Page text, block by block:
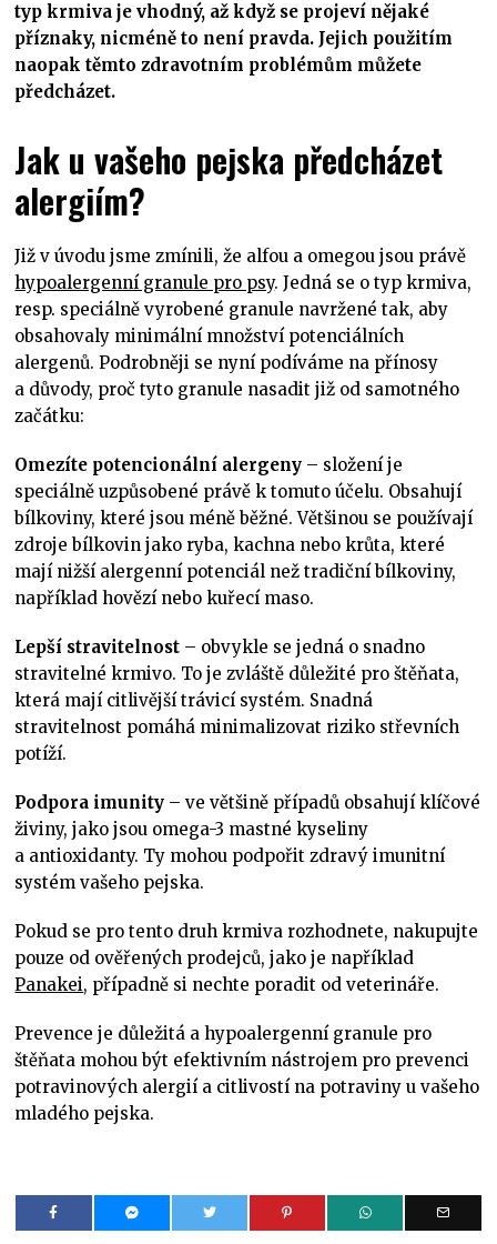
typ krmiva je vhodný, až když se projeví nějaké
příznaky, nicméně to není pravda. Jejich použitím
naopak těmto zdravotním problémům můžete
předcházet.
Jak u vašeho pejska předcházet
alergiím?
Již v úvodu jsme zmínili, že alfou a omegou jsou právě
hypoalergenní granule pro psy. Jedná se o typ krmiva,
resp. speciálně vyrobené granule navržené tak, aby
obsahovaly minimální množství potenciálních
alergenů. Podrobněji se nyní podíváme na přínosy
a důvody, proč tyto granule nasadit již od samotného
začátku:
Omezíte potencionální alergeny – složení je
speciálně uzpůsobené právě k tomuto účelu. Obsahují
bílkoviny, které jsou méně běžné. Většinou se používají
zdroje bílkovin jako ryba, kachna nebo krůta, které
mají nižší alergenní potenciál než tradiční bílkoviny,
například hovězí nebo kuřecí maso.
Lepší stravitelnost – obvykle se jedná o snadno
stravitelné krmivo. To je zvláště důležité pro štěňata,
která mají citlivější trávicí systém. Snadná
stravitelnost pomáhá minimalizovat riziko střevních
potíží.
Podpora imunity – ve většině případů obsahují klíčové
živiny, jako jsou omega-3 mastné kyseliny
a antioxidanty. Ty mohou podpořit zdravý imunitní
systém vašeho pejska.
Pokud se pro tento druh krmiva rozhodnete, nakupujte
pouze od ověřených prodejců, jako je například
Panakei, případně si nechte poradit od veterináře.
Prevence je důležitá a hypoalergenní granule pro
štěňata mohou být efektivním nástrojem pro prevenci
potravinových alergií a citlivostí na potraviny u vašeho
mladého pejska.